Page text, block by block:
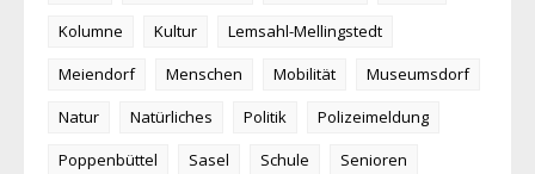
Kolumne
Kultur
Lemsahl-Mellingstedt
Meiendorf
Menschen Mobilität
Museumsdorf
Natur
Natürliches Politik
Polizeimeldung
Poppenbüttel
Sasel Schule
Senioren